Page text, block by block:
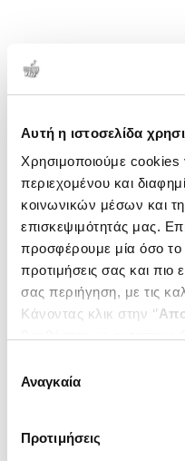
Αυτή η ιστοσελίδα
Χρησιμοποιούμε cookies
περιεχομένου και
κοινωνικών μέσων και
επισκεψιμότητάς μας.
προσφέρουμε μία όσο το
προτιμήσεις σας και πιο
σας περιήγηση, με τις
Κάνοντας κλικ στην ‘’
ενδιαφέρουν και να
συγκατάθεσης
Αναγκαία
Προτιμήσεις